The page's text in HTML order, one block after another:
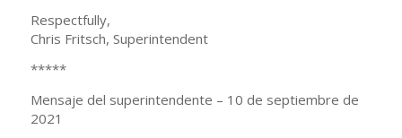
Respectfully,
Chris Fritsch, Superintendent
*****
Mensaje del superintendente – 10 de septiembre de
2021